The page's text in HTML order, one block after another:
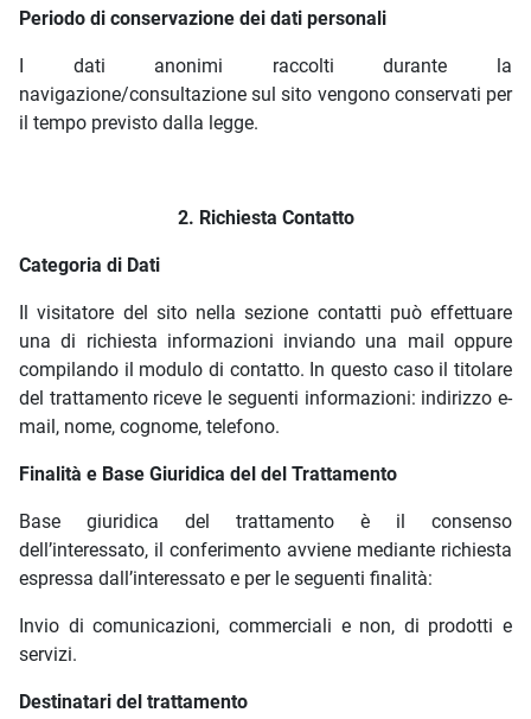
Periodo di conservazione dei dati personali
I dati anonimi raccolti durante la
navigazione/consultazione sul sito vengono conservati per
il tempo previsto dalla legge.
2. Richiesta Contatto
Categoria di Dati
Il visitatore del sito nella sezione contatti può effettuare
una di richiesta informazioni inviando una mail oppure
compilando il modulo di contatto. In questo caso il titolare
del trattamento riceve le seguenti informazioni: indirizzo e-
mail, nome, cognome, telefono.
Finalità e Base Giuridica del del Trattamento
Base giuridica del trattamento è il consenso
dell’interessato, il conferimento avviene mediante richiesta
espressa dall’interessato e per le seguenti finalità:
Invio di comunicazioni, commerciali e non, di prodotti e
servizi.
Destinatari del trattamento